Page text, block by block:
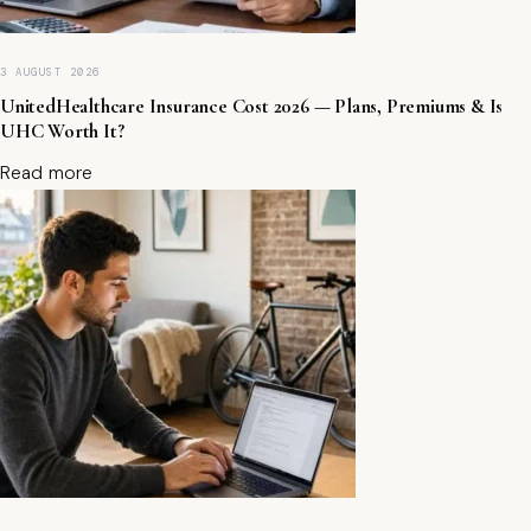
ot
r
S
m
a
p
h
o
n
e
e
n
2
0
25
?
T
V
3 AUGUST 2026
UnitedHealthcare Insurance Cost 2026 — Plans, Premiums & Is
UHC Worth It?
Read more